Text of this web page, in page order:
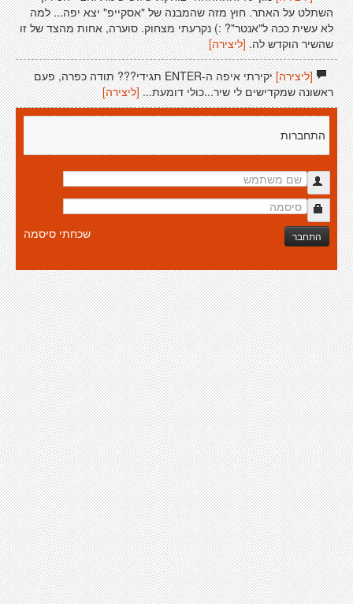
השתלט על האתר. חוץ מזה שהמבנה של "אסקייפ" יצא יפה... למה
לא עשית ככה ל"אנטר"? :) נקרעתי מצחוק. סוערה, אחות מהצד של זו
שהשיר הוקדש לה. [ליצירה]
[ליצירה]
יקירתי איפה ה-ENTER תגידי??? תודה כפרה, פעם
ראשונה שמקדישים לי שיר...כולי דומעת... [ליצירה]
התחברות
התחבר שכחתי סיסמה